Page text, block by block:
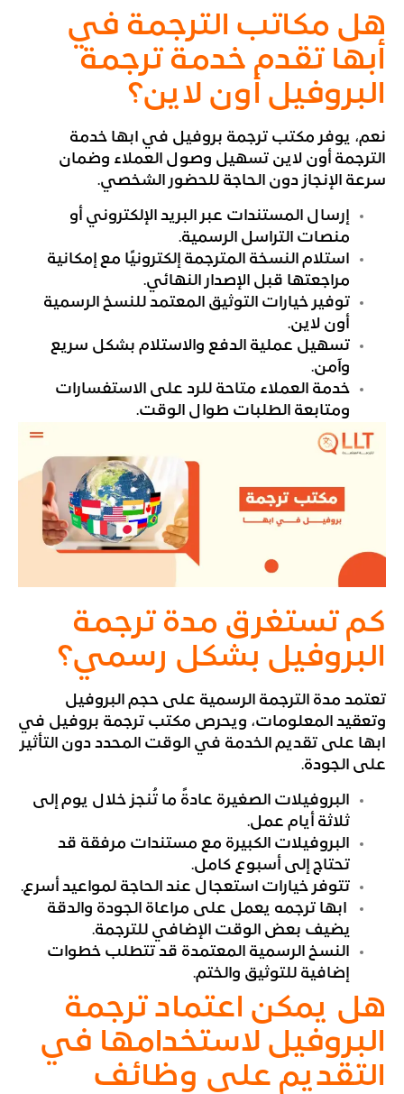
هل مكاتب الترجمة في
أبها تقدم خدمة ترجمة
البروفيل أون لاين؟
نعم، يوفر مكتب ترجمة بروفيل في ابها خدمة
الترجمة أون لاين تسهيل وصول العملاء وضمان
سرعة الإنجاز دون الحاجة للحضور الشخصي.
إرسال المستندات عبر البريد الإلكتروني أو
منصات التراسل الرسمية.
استلام النسخة المترجمة إلكترونيًا مع إمكانية
مراجعتها قبل الإصدار النهائي.
توفير خيارات التوثيق المعتمد للنسخ الرسمية
أون لاين.
تسهيل عملية الدفع والاستلام بشكل سريع
وآمن.
خدمة العملاء متاحة للرد على الاستفسارات
ومتابعة الطلبات طوال الوقت.
كم تستغرق مدة ترجمة
البروفيل بشكل رسمي؟
تعتمد مدة الترجمة الرسمية على حجم البروفيل
وتعقيد المعلومات، ويحرص مكتب ترجمة بروفيل في
ابها على تقديم الخدمة في الوقت المحدد دون التأثير
على الجودة.
البروفيلات الصغيرة عادةً ما تُنجز خلال يوم إلى
ثلاثة أيام عمل.
البروفيلات الكبيرة مع مستندات مرفقة قد
تحتاج إلى أسبوع كامل.
تتوفر خيارات استعجال عند الحاجة لمواعيد أسرع.
ابها ترجمه يعمل على مراعاة الجودة والدقة
يضيف بعض الوقت الإضافي للترجمة.
النسخ الرسمية المعتمدة قد تتطلب خطوات
إضافية للتوثيق والختم.
هل يمكن اعتماد ترجمة
البروفيل لاستخدامها في
التقديم على وظائف